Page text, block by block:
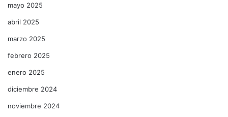
mayo 2025
abril 2025
marzo 2025
febrero 2025
enero 2025
diciembre 2024
noviembre 2024